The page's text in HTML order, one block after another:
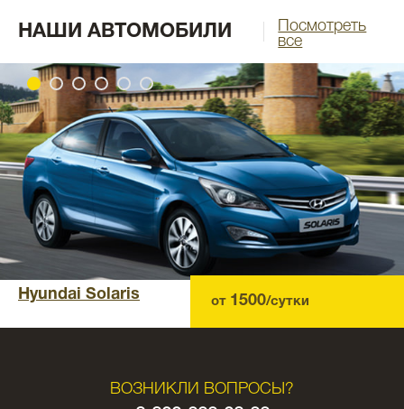
НАШИ АВТОМОБИЛИ
Посмотреть
все
Hyundai Solaris от 1500/сутки
ВОЗНИКЛИ ВОПРОСЫ?